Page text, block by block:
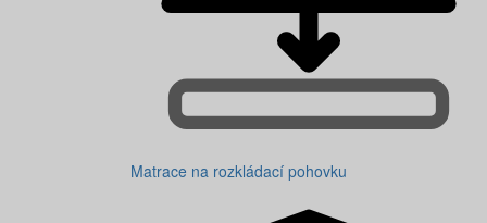
Matrace na rozkládací pohovku